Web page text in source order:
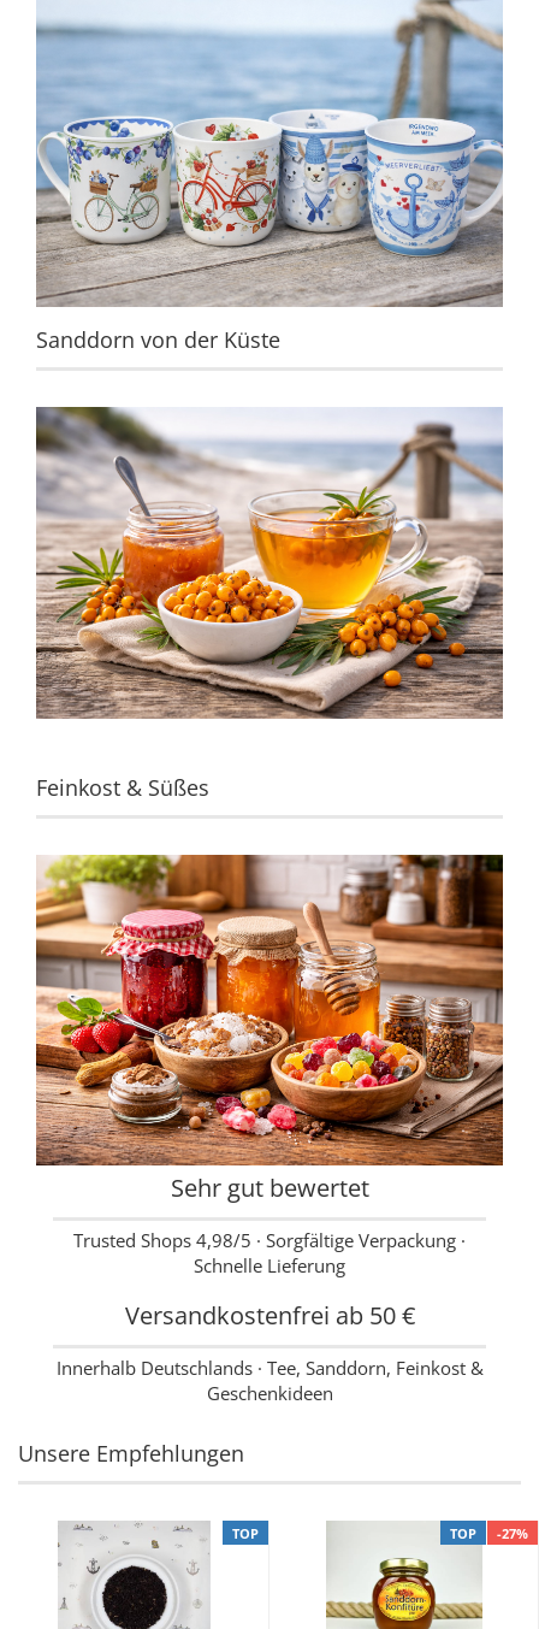
Sanddorn von der Küste
Feinkost & Süßes
Sehr gut bewertet
Trusted Shops 4,98/5 · Sorgfältige Verpackung ·
Schnelle Lieferung
Versandkostenfrei ab 50 €
Innerhalb Deutschlands · Tee, Sanddorn, Feinkost &
Geschenkideen
Unsere Empfehlungen
TOP TOP -27%